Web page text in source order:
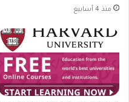
منذ 4 أسابيع